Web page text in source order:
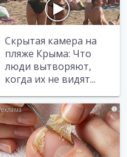
Скрытая камера на
пляже Крыма: Что
люди вытворяют,
когда их не видят...
i